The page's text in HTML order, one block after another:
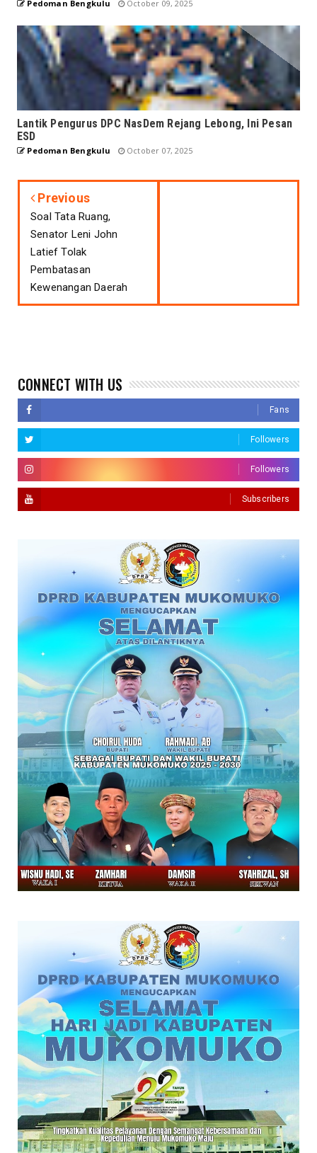
Pedoman Bengkulu October 09, 2025
Lantik Pengurus DPC NasDem Rejang Lebong, Ini Pesan
ESD
Pedoman Bengkulu October 07, 2025
Previous
Soal Tata Ruang,
Senator Leni John
Latief Tolak
Pembatasan
Kewenangan Daerah
CONNECT WITH US
Fans
Followers
Followers
Subscribers